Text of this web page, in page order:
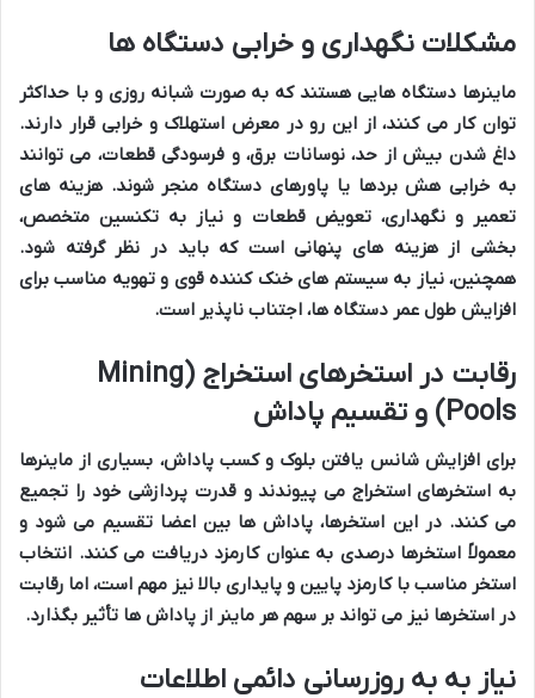
مشکلات نگهداری و خرابی دستگاه ها
ماینرها دستگاه هایی هستند که به صورت شبانه روزی و با حداکثر
توان کار می کنند، از این رو در معرض استهلاک و خرابی قرار دارند.
داغ شدن بیش از حد، نوسانات برق، و فرسودگی قطعات، می توانند
به خرابی هش بردها یا پاورهای دستگاه منجر شوند. هزینه های
تعمیر و نگهداری، تعویض قطعات و نیاز به تکنسین متخصص،
بخشی از هزینه های پنهانی است که باید در نظر گرفته شود.
همچنین، نیاز به سیستم های خنک کننده قوی و تهویه مناسب برای
افزایش طول عمر دستگاه ها، اجتناب ناپذیر است.
رقابت در استخرهای استخراج (Mining
Pools) و تقسیم پاداش
برای افزایش شانس یافتن بلوک و کسب پاداش، بسیاری از ماینرها
به استخرهای استخراج می پیوندند و قدرت پردازشی خود را تجمیع
می کنند. در این استخرها، پاداش ها بین اعضا تقسیم می شود و
معمولاً استخرها درصدی به عنوان کارمزد دریافت می کنند. انتخاب
استخر مناسب با کارمزد پایین و پایداری بالا نیز مهم است، اما رقابت
در استخرها نیز می تواند بر سهم هر ماینر از پاداش ها تأثیر بگذارد.
نیاز به به روزرسانی دائمی اطلاعات